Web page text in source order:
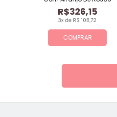
COMPRAR
3x de R$ 108,72
R$326,15